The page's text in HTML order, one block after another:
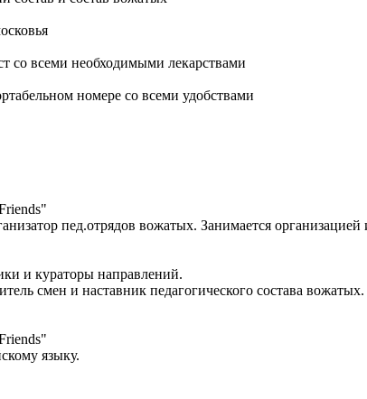
со всеми необходимыми лекарствами
номере со всеми удобствами
пед.отрядов вожатых. Занимается организацией
и кураторы направлений.
смен и наставник педагогического состава вожатых.
языку.